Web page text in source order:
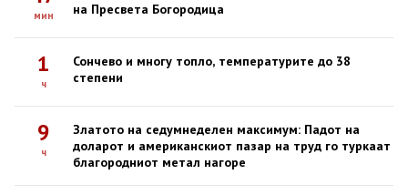
мин
на Пресвета Богородица
1
ч
Сончево и многу топло, температурите до 38
степени
9
ч
Златото на седумнеделен максимум: Падот на
доларот и американскиот пазар на труд го туркаат
благородниот метал нагоре